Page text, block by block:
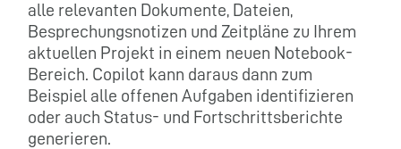
alle relevanten Dokumente, Dateien,
Besprechungsnotizen und Zeitpläne zu Ihrem
aktuellen Projekt in einem neuen Notebook-
Bereich. Copilot kann daraus dann zum
Beispiel alle offenen Aufgaben identifizieren
oder auch Status- und Fortschrittsberichte
generieren.